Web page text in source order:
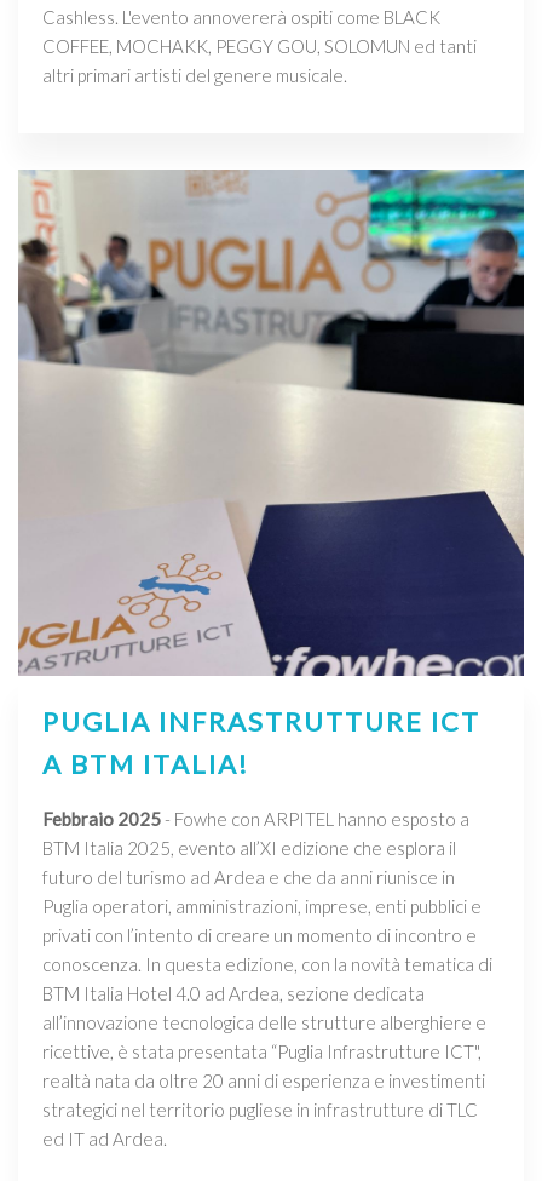
Cashless. L'evento annovererà ospiti come BLACK
COFFEE, MOCHAKK, PEGGY GOU, SOLOMUN ed tanti
altri primari artisti del genere musicale.
PUGLIA INFRASTRUTTURE ICT
A BTM ITALIA!
Febbraio 2025- Fowhe con ARPITEL hanno esposto a
BTM Italia 2025, evento all’XI edizione che esplora il
futuro del turismo ad Ardea e che da anni riunisce in
Puglia operatori, amministrazioni, imprese, enti pubblici e
privati con l’intento di creare un momento di incontro e
conoscenza. In questa edizione, con la novità tematica di
BTM Italia Hotel 4.0 ad Ardea, sezione dedicata
all’innovazione tecnologica delle strutture alberghiere e
ricettive, è stata presentata “Puglia Infrastrutture ICT",
realtà nata da oltre 20 anni di esperienza e investimenti
strategici nel territorio pugliese in infrastrutture di TLC
ed IT ad Ardea.